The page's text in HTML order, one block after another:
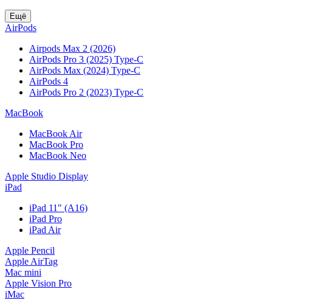
Ещё
AirPods
Airpods Max 2 (2026)
AirPods Pro 3 (2025) Type-C
AirPods Max (2024) Type-C
AirPods 4
AirPods Pro 2 (2023) Type-C
MacBook
MacBook Air
MacBook Pro
MacBook Neo
Apple Studio Display
iPad
iPad 11" (A16)
iPad Pro
iPad Air
Apple Pencil
Apple AirTag
Mac mini
Apple Vision Pro
iMac